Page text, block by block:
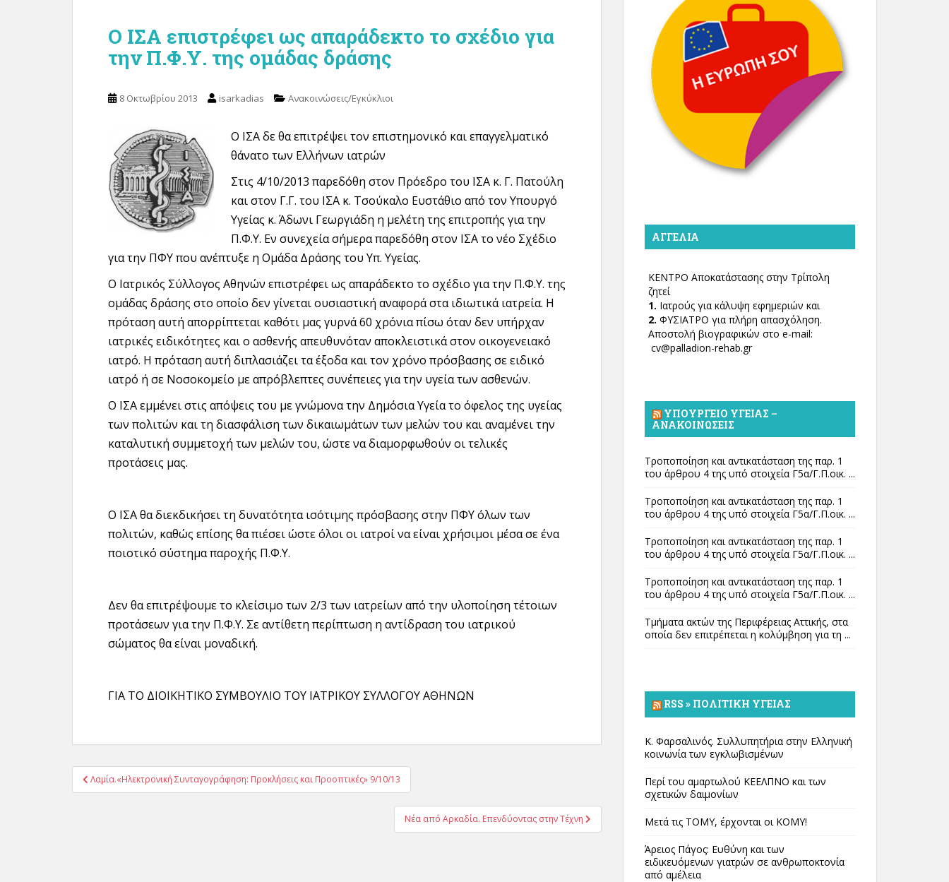
Ο ΙΣΑ επιστρέφει ως απαράδεκτο το σχέδιο για
την Π.Φ.Υ. της ομάδας δράσης
8 Οκτωβρίου 2013 isarkadias Ανακοινώσεις/Εγκύκλιοι
Ο ΙΣΑ δε θα επιτρέψει τον επιστημονικό και επαγγελματικό
θάνατο των Ελλήνων ιατρών
Στις 4/10/2013 παρεδόθη στον Πρόεδρο του ΙΣΑ κ. Γ. Πατούλη
και στον Γ.Γ. του ΙΣΑ κ. Τσούκαλο Ευστάθιο από τον Υπουργό
Υγείας κ. Άδωνι Γεωργιάδη η μελέτη της επιτροπής για την
Π.Φ.Υ. Εν συνεχεία σήμερα παρεδόθη στον ΙΣΑ το νέο Σχέδιο
για την ΠΦΥ που ανέπτυξε η Ομάδα Δράσης του Υπ. Υγείας.
Ο Ιατρικός Σύλλογος Αθηνών επιστρέφει ως απαράδεκτο το σχέδιο για την Π.Φ.Υ. της
ομάδας δράσης στο οποίο δεν γίνεται ουσιαστική αναφορά στα ιδιωτικά ιατρεία. Η
πρόταση αυτή απορρίπτεται καθότι μας γυρνά 60 χρόνια πίσω όταν δεν υπήρχαν
ιατρικές ειδικότητες και ο ασθενής απευθυνόταν αποκλειστικά στον οικογενειακό
ιατρό. Η πρόταση αυτή διπλασιάζει τα έξοδα και τον χρόνο πρόσβασης σε ειδικό
ιατρό ή σε Νοσοκομείο με απρόβλεπτες συνέπειες για την υγεία των ασθενών.
Ο ΙΣΑ εμμένει στις απόψεις του με γνώμονα την Δημόσια Υγεία το όφελος της υγείας
των πολιτών και τη διασφάλιση των δικαιωμάτων των μελών του και αναμένει την
καταλυτική συμμετοχή των μελών του, ώστε να διαμορφωθούν οι τελικές
προτάσεις μας.
Ο ΙΣΑ θα διεκδικήσει τη δυνατότητα ισότιμης πρόσβασης στην ΠΦΥ όλων των
πολιτών, καθώς επίσης θα πιέσει ώστε όλοι οι ιατροί να είναι χρήσιμοι μέσα σε ένα
ποιοτικό σύστημα παροχής Π.Φ.Υ.
Δεν θα επιτρέψουμε το κλείσιμο των 2/3 των ιατρείων από την υλοποίηση τέτοιων
προτάσεων για την Π.Φ.Υ. Σε αντίθετη περίπτωση η αντίδραση του ιατρικού
σώματος θα είναι μοναδική.
ΓΙΑ ΤΟ ΔΙΟΙΚΗΤΙΚΟ ΣΥΜΒΟΥΛΙΟ ΤΟΥ ΙΑΤΡΙΚΟΥ ΣΥΛΛΟΓΟΥ ΑΘΗΝΩΝ
Πλοήγηση
άρθρων
Λαμία.«Ηλεκτρονική Συνταγογράφηση: Προκλήσεις και Προοπτικές» 9/10/13
Νέα από Αρκαδία. Επενδύοντας στην Τέχνη
ΑΓΓΕΛΊΑ
ΚΕΝΤΡΟ Αποκατάστασης στην Τρίπολη
ζητεί
1. Ιατρούς για κάλυψη εφημεριών και
2. ΦΥΣΙΑΤΡΟ για πλήρη απασχόληση.
Αποστολή βιογραφικών στο e-mail:
cv@palladion-rehab.gr
ΥΠΟΥΡΓΕΊΟ ΥΓΕΊΑΣ –
ΑΝΑΚΟΙΝΏΣΕΙΣ
Τροποποίηση και αντικατάσταση της παρ. 1
του άρθρου 4 της υπό στοιχεία Γ5α/Γ.Π.οικ. ...
Τροποποίηση και αντικατάσταση της παρ. 1
του άρθρου 4 της υπό στοιχεία Γ5α/Γ.Π.οικ. ...
Τροποποίηση και αντικατάσταση της παρ. 1
του άρθρου 4 της υπό στοιχεία Γ5α/Γ.Π.οικ. ...
Τροποποίηση και αντικατάσταση της παρ. 1
του άρθρου 4 της υπό στοιχεία Γ5α/Γ.Π.οικ. ...
Τμήματα ακτών της Περιφέρειας Αττικής, στα
οποία δεν επιτρέπεται η κολύμβηση για τη ...
RSS » ΠΟΛΙΤΙΚΉ ΥΓΕΊΑΣ
Κ. Φαρσαλινός. Συλλυπητήρια στην Ελληνική
κοινωνία των εγκλωβισμένων
Περί του αμαρτωλού ΚΕΕΛΠΝΟ και των
σχετικών δαιμονίων
Μετά τις ΤΟΜΥ, έρχονται οι ΚΟΜΥ!
Άρειος Πάγος: Ευθύνη και των
ειδικευόμενων γιατρών σε ανθρωποκτονία
από αμέλεια